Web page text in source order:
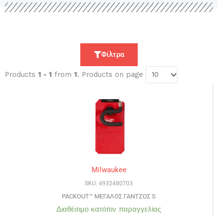
Φίλτρα
Products 1 - 1 from 1. Products on page
Milwaukee
SKU: 4932480703
PACKOUT™ ΜΕΓΑΛΟΣ ΓΑΝΤΖΟΣ S
Διαθέσιμο κατόπιν παραγγελίας